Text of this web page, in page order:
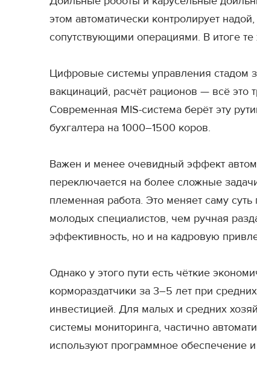
этом автоматически контролирует
сопутствующими операциями. В итоге
Цифровые системы управления стадом
вакцинаций, расчёт рационов — всё это
Современная MIS-система берёт эту
бухгалтера на 1000–1500 коров.
Важен и менее очевидный эффект
переключается на более сложные
племенная работа. Это меняет саму
молодых специалистов, чем ручная
эффективность, но и на кадровую
Однако у этого пути есть чёткие
кормораздатчики за 3–5 лет при
инвестицией. Для малых и средних
системы мониторинга, частично
используют программное обеспечение